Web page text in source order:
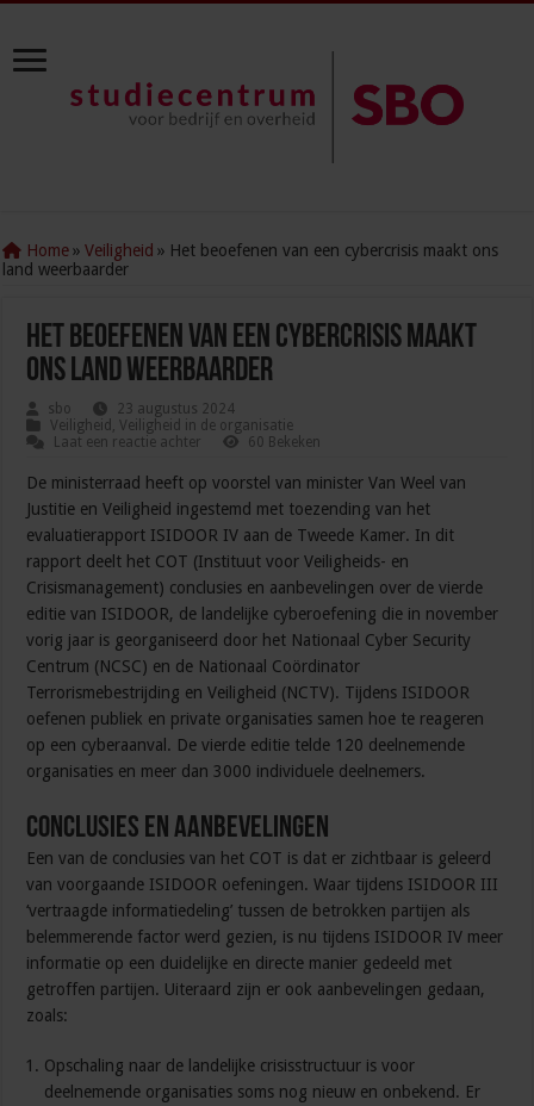
Home » Veiligheid » Het beoefenen van een cybercrisis maakt ons
land weerbaarder
Het beoefenen van een cybercrisis maakt
ons land weerbaarder
sbo
23 augustus 2024
Veiligheid ,Veiligheid in de organisatie
Laat een reactie achter
60 Bekeken
De ministerraad heeft op voorstel van minister Van Weel van
Justitie en Veiligheid ingestemd met toezending van het
evaluatierapport ISIDOOR IV aan de Tweede Kamer. In dit
rapport deelt het COT (Instituut voor Veiligheids- en
Crisismanagement) conclusies en aanbevelingen over de vierde
editie van ISIDOOR, de landelijke cyberoefening die in november
vorig jaar is georganiseerd door het Nationaal Cyber Security
Centrum (NCSC) en de Nationaal Coördinator
Terrorismebestrijding en Veiligheid (NCTV). Tijdens ISIDOOR
oefenen publiek en private organisaties samen hoe te reageren
op een cyberaanval. De vierde editie telde 120 deelnemende
organisaties en meer dan 3000 individuele deelnemers.
Conclusies en aanbevelingen
Een van de conclusies van het COT is dat er zichtbaar is geleerd
van voorgaande ISIDOOR oefeningen. Waar tijdens ISIDOOR III
‘vertraagde informatiedeling’ tussen de betrokken partijen als
belemmerende factor werd gezien, is nu tijdens ISIDOOR IV meer
informatie op een duidelijke en directe manier gedeeld met
getroffen partijen. Uiteraard zijn er ook aanbevelingen gedaan,
zoals:
Opschaling naar de landelijke crisisstructuur is voor
deelnemende organisaties soms nog nieuw en onbekend. Er